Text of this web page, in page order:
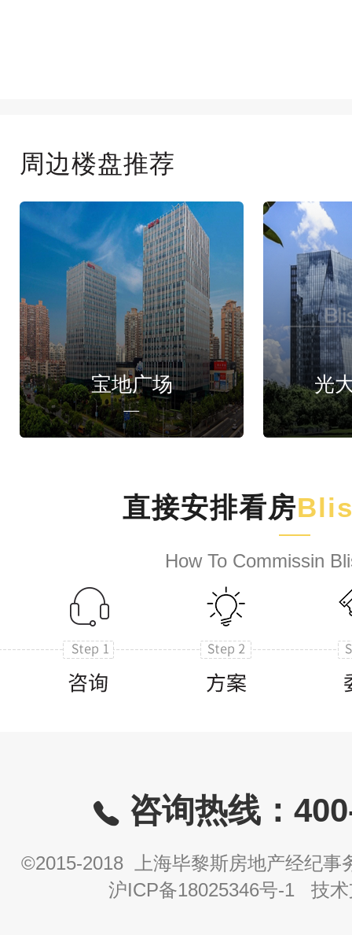
周边楼盘推荐
宝地广场 光
直接安排看房
How To Commissin
咨询热线：
©2015-2018 上海毕黎斯房地产经纪事
沪ICP备18025346号-1 技术